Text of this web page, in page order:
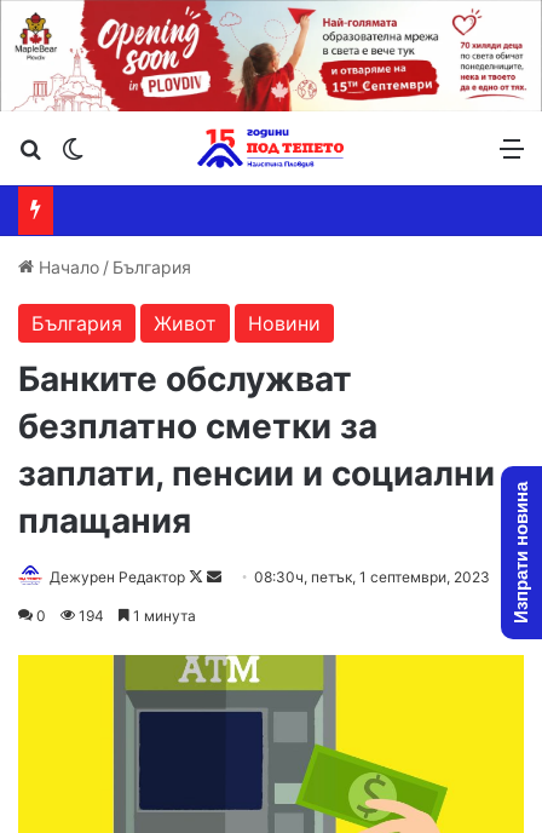
Търсене ...
Начало / България
България Живот Новини
Банките обслужват
безплатно сметки за
заплати, пенсии и социални
плащания
Дежурен Редактор
Follow
Send08:30ч, петък, 1 септември, 2023
0 194 1 минута Изпрати новина